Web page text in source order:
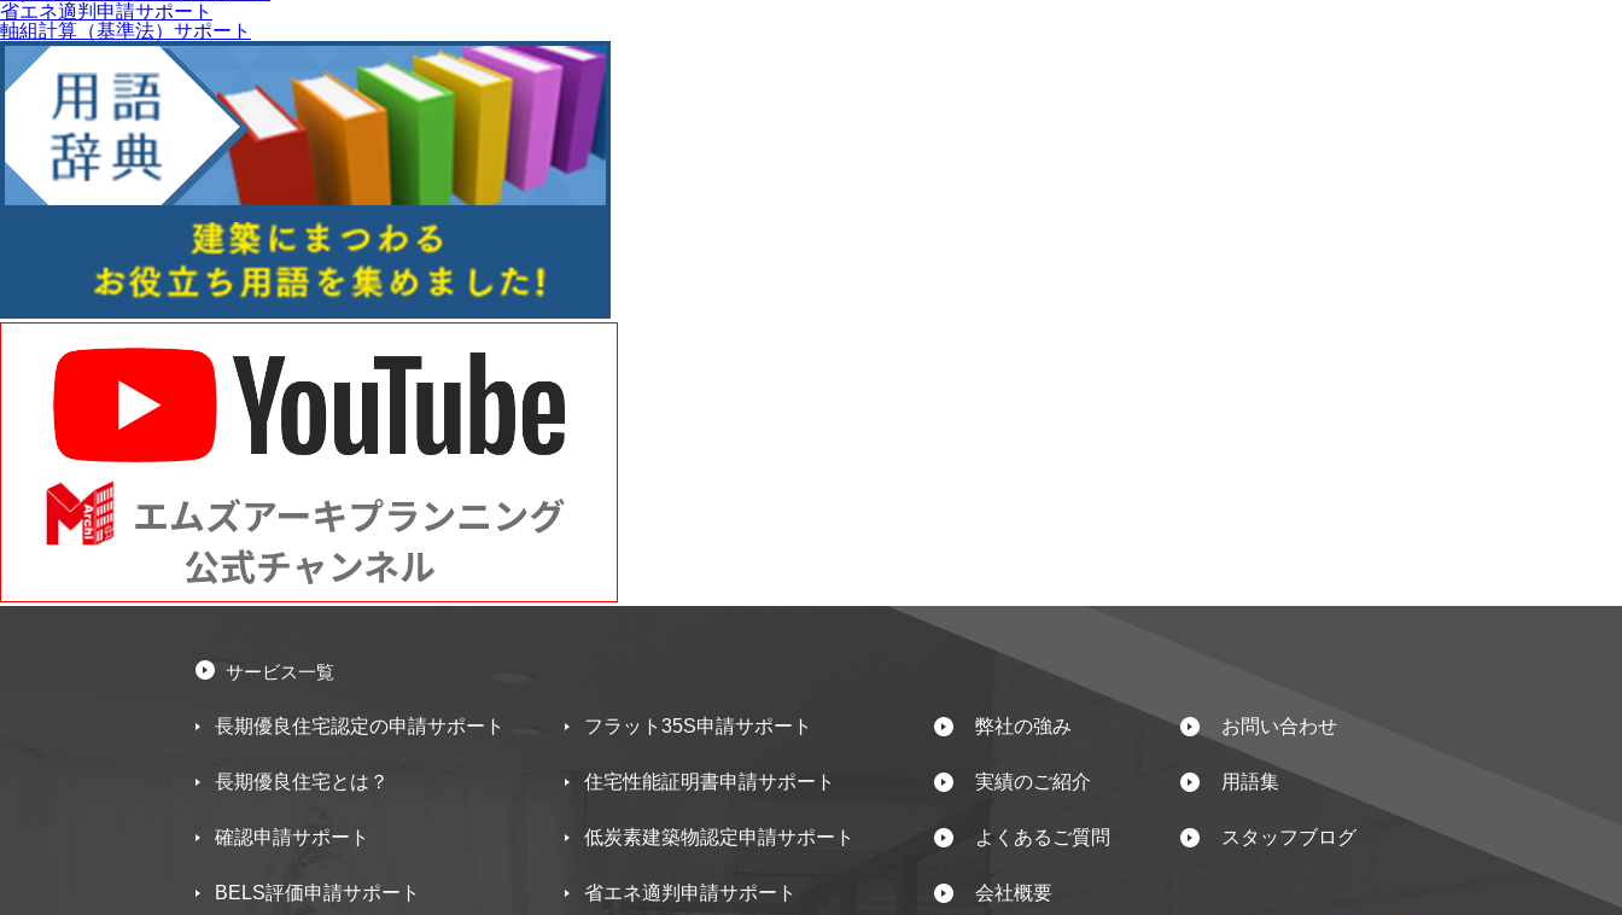
省エネ適判申請サポート
軸組計算（基準法）サポート
サービス一覧
長期優良住宅認定の申請サポート
長期優良住宅とは？
確認申請サポート
BELS評価申請サポート
フラット35S申請サポート
住宅性能証明書申請サポート
低炭素建築物認定申請サポート
省エネ適判申請サポート
弊社の強み
実績のご紹介
よくあるご質問
会社概要
お問い合わせ
用語集
スタッフブログ